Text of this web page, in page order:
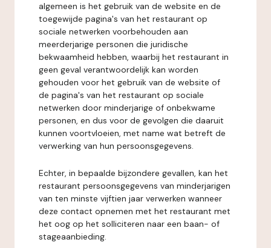
algemeen is het gebruik van de website en de
toegewijde pagina's van het restaurant op
sociale netwerken voorbehouden aan
meerderjarige personen die juridische
bekwaamheid hebben, waarbij het restaurant in
geen geval verantwoordelijk kan worden
gehouden voor het gebruik van de website of
de pagina's van het restaurant op sociale
netwerken door minderjarige of onbekwame
personen, en dus voor de gevolgen die daaruit
kunnen voortvloeien, met name wat betreft de
verwerking van hun persoonsgegevens.
Echter, in bepaalde bijzondere gevallen, kan het
restaurant persoonsgegevens van minderjarigen
van ten minste vijftien jaar verwerken wanneer
deze contact opnemen met het restaurant met
het oog op het solliciteren naar een baan- of
stageaanbieding.